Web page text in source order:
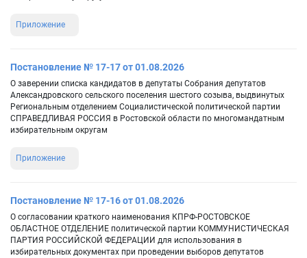
Приложение
Постановление № 17-17 от 01.08.2026
О заверении списка кандидатов в депутаты Собрания депутатов
Александровского сельского поселения шестого созыва, выдвинутых
Региональным отделением Социалистической политической партии
СПРАВЕДЛИВАЯ РОССИЯ в Ростовской области по многомандатным
избирательным округам
Приложение
Постановление № 17-16 от 01.08.2026
О согласовании краткого наименования КПРФ-РОСТОВСКОЕ
ОБЛАСТНОЕ ОТДЕЛЕНИЕ политической партии КОММУНИСТИЧЕСКАЯ
ПАРТИЯ РОССИЙСКОЙ ФЕДЕРАЦИИ для использования в
избирательных документах при проведении выборов депутатов